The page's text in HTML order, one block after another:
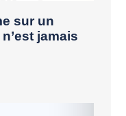
sur un
jamais